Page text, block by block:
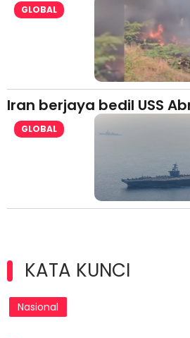
GLOBAL
Iran berjaya bedil USS
GLOBAL
KATA KUNCI
Nasional